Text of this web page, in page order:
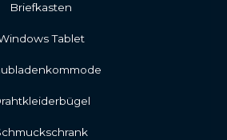
Briefkasten
Tablet